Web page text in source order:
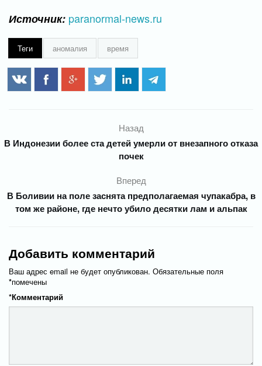
Источник: paranormal-news.ru
Теги аномалия время
Назад
В Индонезии более ста детей умерли от внезапного отказа
почек
Вперед
В Боливии на поле заснята предполагаемая чупакабра, в
том же районе, где нечто убило десятки лам и альпак
Добавить комментарий
Ваш адрес email не будет опубликован. Обязательные поля
помечены
*
Комментарий
*